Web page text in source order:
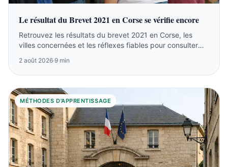
Le résultat du Brevet 2021 en Corse se vérifie encore
Retrouvez les résultats du brevet 2021 en Corse, les
villes concernées et les réflexes fiables pour consulter
2 août 2026·9 min
MÉTHODES D'APPRENTISSAGE